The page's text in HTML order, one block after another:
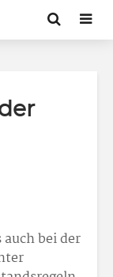
auch bei der